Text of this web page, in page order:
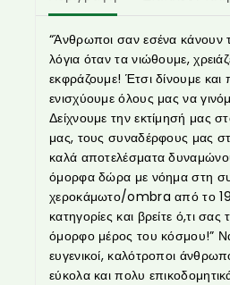
“Άνθρωποι σαν εσένα κάνουν
λόγια όταν τα νιώθουμε,
εκφράζουμε! Έτσι δίνουμε και
ενισχύουμε όλους μας να
Δείχνουμε την εκτίμησή μας
μας, τους συναδέρφους μας
καλά αποτελέσματα
όμορφα δώρα με νόημα στη
χεροκάμωτο/ombra από το
κατηγορίες και βρείτε ό,τι σας
όμορφο μέρος του κόσμου!”
ευγενικοί, καλότροποι
εύκολα και πολυ